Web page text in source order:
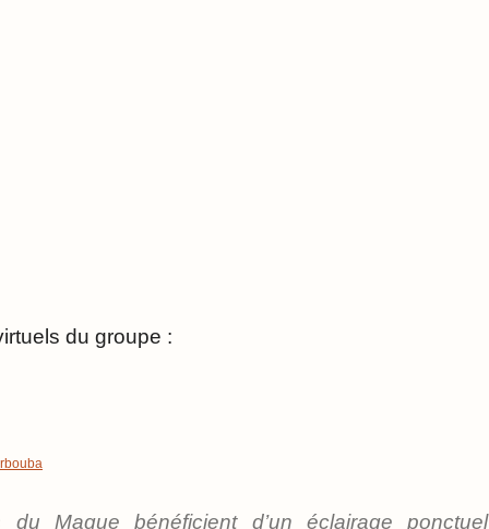
du groupe :
du Mague bénéficient d’un éclairage